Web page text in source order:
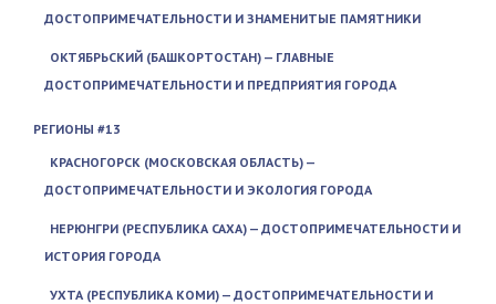
ДОСТОПРИМЕЧАТЕЛЬНОСТИ И ЗНАМЕНИТЫЕ ПАМЯТНИКИ
ОКТЯБРЬСКИЙ (БАШКОРТОСТАН) — ГЛАВНЫЕ
ДОСТОПРИМЕЧАТЕЛЬНОСТИ И ПРЕДПРИЯТИЯ ГОРОДА
РЕГИОНЫ #13
КРАСНОГОРСК (МОСКОВСКАЯ ОБЛАСТЬ) —
ДОСТОПРИМЕЧАТЕЛЬНОСТИ И ЭКОЛОГИЯ ГОРОДА
НЕРЮНГРИ (РЕСПУБЛИКА САХА) — ДОСТОПРИМЕЧАТЕЛЬНОСТИ И
ИСТОРИЯ ГОРОДА
УХТА (РЕСПУБЛИКА КОМИ) — ДОСТОПРИМЕЧАТЕЛЬНОСТИ И